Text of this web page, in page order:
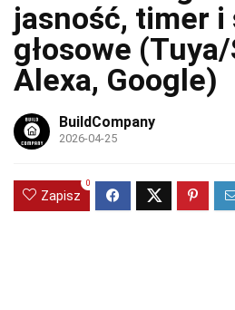
jasność, timer
głosowe
Alexa, Google)
BuildCompany
2026-04-25
Zapisz
0